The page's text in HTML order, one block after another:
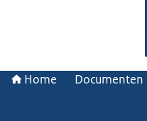
Home Documenten